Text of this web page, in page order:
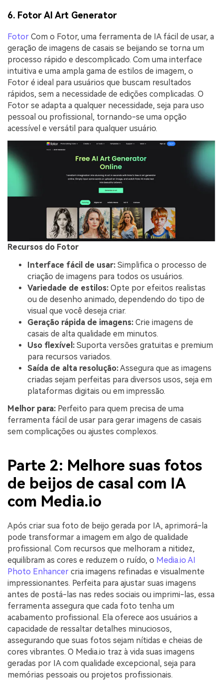
6. Fotor AI Art Generator
Fotor Com o Fotor, uma ferramenta de IA fácil de usar, a
geração de imagens de casais se beijando se torna um
processo rápido e descomplicado. Com uma interface
intuitiva e uma ampla gama de estilos de imagem, o
Fotor é ideal para usuários que buscam resultados
rápidos, sem a necessidade de edições complicadas. O
Fotor se adapta a qualquer necessidade, seja para uso
pessoal ou profissional, tornando-se uma opção
acessível e versátil para qualquer usuário.
Recursos do Fotor
Interface fácil de usar: Simplifica o processo de
criação de imagens para todos os usuários.
Variedade de estilos: Opte por efeitos realistas
ou de desenho animado, dependendo do tipo de
visual que você deseja criar.
Geração rápida de imagens: Crie imagens de
casais de alta qualidade em minutos.
Uso flexível: Suporta versões gratuitas e premium
para recursos variados.
Saída de alta resolução:Assegura que as imagens
criadas sejam perfeitas para diversos usos, seja em
plataformas digitais ou em impressão.
Melhor para: Perfeito para quem precisa de uma
ferramenta fácil de usar para gerar imagens de casais
sem complicações ou ajustes complexos.
Parte 2: Melhore suas fotos
de beijos de casal com IA
com Media.io
Após criar sua foto de beijo gerada por IA, aprimorá-la
pode transformar a imagem em algo de qualidade
profissional. Com recursos que melhoram a nitidez,
equilibram as cores e reduzem o ruído, o Media.io AI
Photo Enhancer cria imagens refinadas e visualmente
impressionantes. Perfeita para ajustar suas imagens
antes de postá-las nas redes sociais ou imprimi-las, essa
ferramenta assegura que cada foto tenha um
acabamento profissional. Ela oferece aos usuários a
capacidade de ressaltar detalhes minuciosos,
assegurando que suas fotos sejam nítidas e cheias de
cores vibrantes. O Media.io traz à vida suas imagens
geradas por IA com qualidade excepcional, seja para
memórias pessoais ou projetos profissionais.